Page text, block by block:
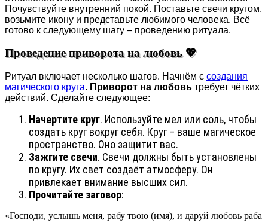
Почувствуйте внутренний покой. Поставьте свечи кругом,
возьмите икону и представьте любимого человека. Всё
готово к следующему шагу – проведению ритуала.
Проведение приворота на любовь 💖
Ритуал включает несколько шагов. Начнём с создания
магического круга. Приворот на любовь требует чётких
действий. Сделайте следующее:
Начертите круг. Используйте мел или соль, чтобы
создать круг вокруг себя. Круг – ваше магическое
пространство. Оно защитит вас.
Зажгите свечи. Свечи должны быть установлены
по кругу. Их свет создаёт атмосферу. Он
привлекает внимание высших сил.
Прочитайте заговор:
«Господи, услышь меня, рабу твою (имя), и даруй любовь раба